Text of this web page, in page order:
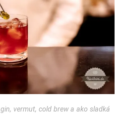
vermut, cold brew a ako sladká